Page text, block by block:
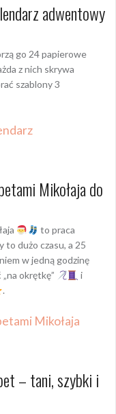
adwentowy
go 24 papierowe
z nich skrywa
szablony 3
Mikołaja do
to praca
to dużo czasu, a 25
w jedną godzinę
okrętkę”
i
.
Mikołaja
– tani, szybki i